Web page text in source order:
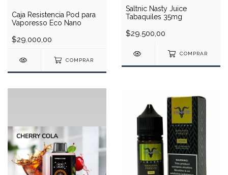
Caja Resistencia Pod para
Vaporesso Eco Nano
$29.000,00
COMPRAR
Saltnic Nasty Juice
Tabaquiles 35mg
$29.500,00
COMPRAR